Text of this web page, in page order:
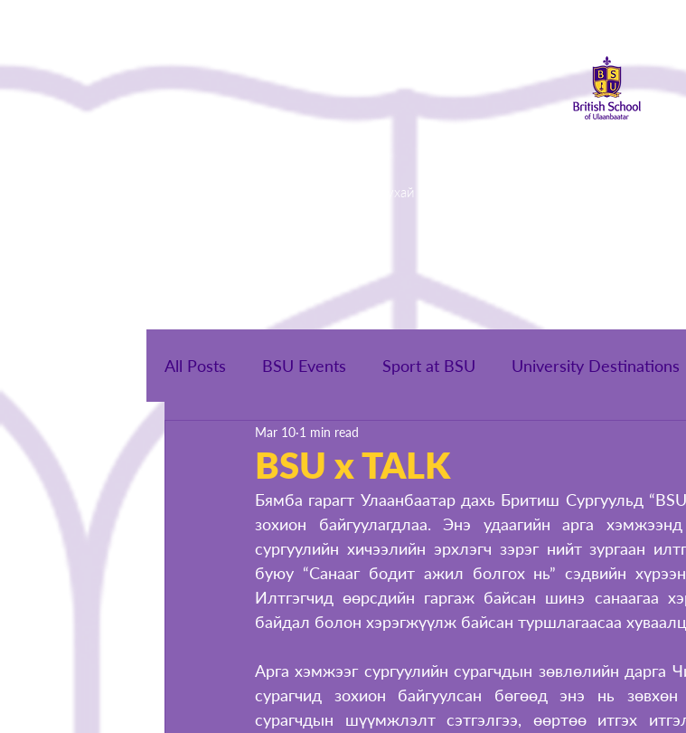
Бидний тухай
All Posts BSU Events Sport at BSU University Destinations
Life at BSU
BSU x TALK
Mar 10 1 min read
Бямба гарагт Улаанбаатар дахь Бритиш Сургуульд
зохион байгуулагдлаа. Энэ удаагийн арга
сургуулийн хичээлийн эрхлэгч зэрэг нийт зургаан
буюу “Санааг бодит ажил болгох нь” сэдвийн
Илтгэгчид өөрсдийн гаргаж байсан шинэ санаагаа
байдал болон хэрэгжүүлж байсан туршлагаасаа
Арга хэмжээг сургуулийн сурагчдын зөвлөлийн дарга
сурагчид зохион байгуулсан бөгөөд энэ нь
сурагчдын шүүмжлэлт сэтгэлгээ, өөртөө итгэх